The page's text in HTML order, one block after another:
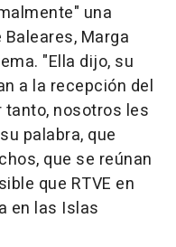
una
Marga
"Ella dijo, su
a la recepción del
tanto, nosotros les
palabra, que
que se reúnan
que RTVE en
en las Islas